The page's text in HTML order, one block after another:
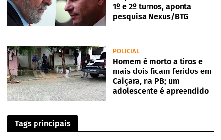
1º e 2º turnos, aponta
pesquisa Nexus/BTG
POLICIAL
Homem é morto a tiros e
mais dois ficam feridos em
Caiçara, na PB; um
adolescente é apreendido
Tags principais